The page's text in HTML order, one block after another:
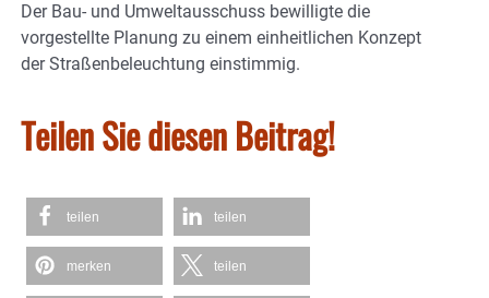
Der Bau- und Umweltausschuss bewilligte die
vorgestellte Planung zu einem einheitlichen Konzept
der Straßenbeleuchtung einstimmig.
Teilen Sie diesen Beitrag!
teilen teilen
merken teilen